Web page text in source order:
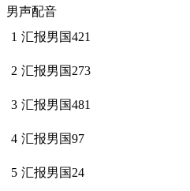
男声配音
1 汇报男国421
2 汇报男国273
3 汇报男国481
4 汇报男国97
5 汇报男国24